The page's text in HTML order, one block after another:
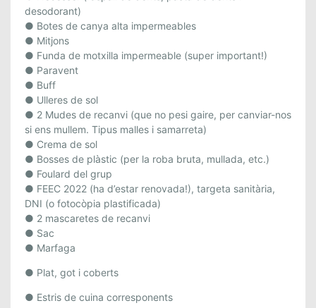
I
M
A
L
A
D
E
T
A
.
3
1
D
E
J
L
I
desodorant)
● Botes de canya alta impermeables
● Mitjons
● Funda de motxilla impermeable (super important!)
● Paravent
● Buff
● Ulleres de sol
● 2 Mudes de recanvi (que no pesi gaire, per canviar-nos
si ens mullem. Tipus malles i samarreta)
● Crema de sol
● Bosses de plàstic (per la roba bruta, mullada, etc.)
● Foulard del grup
● FEEC 2022 (ha d’estar renovada!), targeta sanitària,
DNI (o fotocòpia plastificada)
● 2 mascaretes de recanvi
● Sac
● Marfaga
● Plat, got i coberts
● Estris de cuina corresponents